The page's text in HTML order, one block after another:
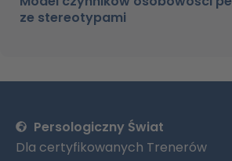
ze stereotypami
Persologiczny Świat
Dla certyfikowanych Trenerów